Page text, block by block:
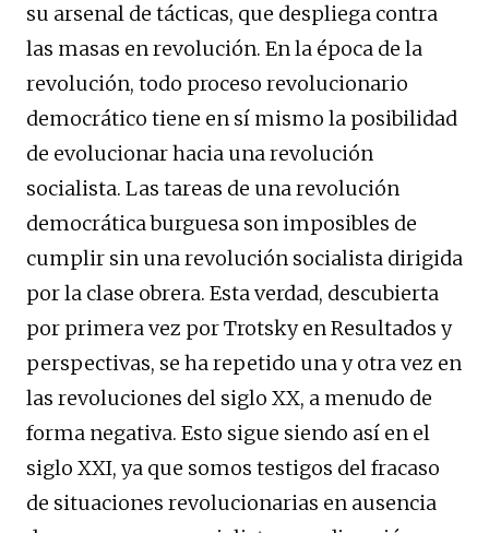
su arsenal de tácticas, que despliega contra
las masas en revolución. En la época de la
revolución, todo proceso revolucionario
democrático tiene en sí mismo la posibilidad
de evolucionar hacia una revolución
socialista. Las tareas de una revolución
democrática burguesa son imposibles de
cumplir sin una revolución socialista dirigida
por la clase obrera. Esta verdad, descubierta
por primera vez por Trotsky en Resultados y
perspectivas, se ha repetido una y otra vez en
las revoluciones del siglo XX, a menudo de
forma negativa. Esto sigue siendo así en el
siglo XXI, ya que somos testigos del fracaso
de situaciones revolucionarias en ausencia